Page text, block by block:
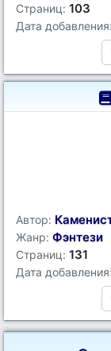
Страниц: 103
Дата добавления:
Автор:
Жанр: Фэнтези
Страниц: 131
Дата добавления: